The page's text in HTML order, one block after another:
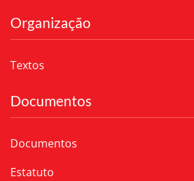
Organização
Textos
Documentos
Documentos
Estatuto